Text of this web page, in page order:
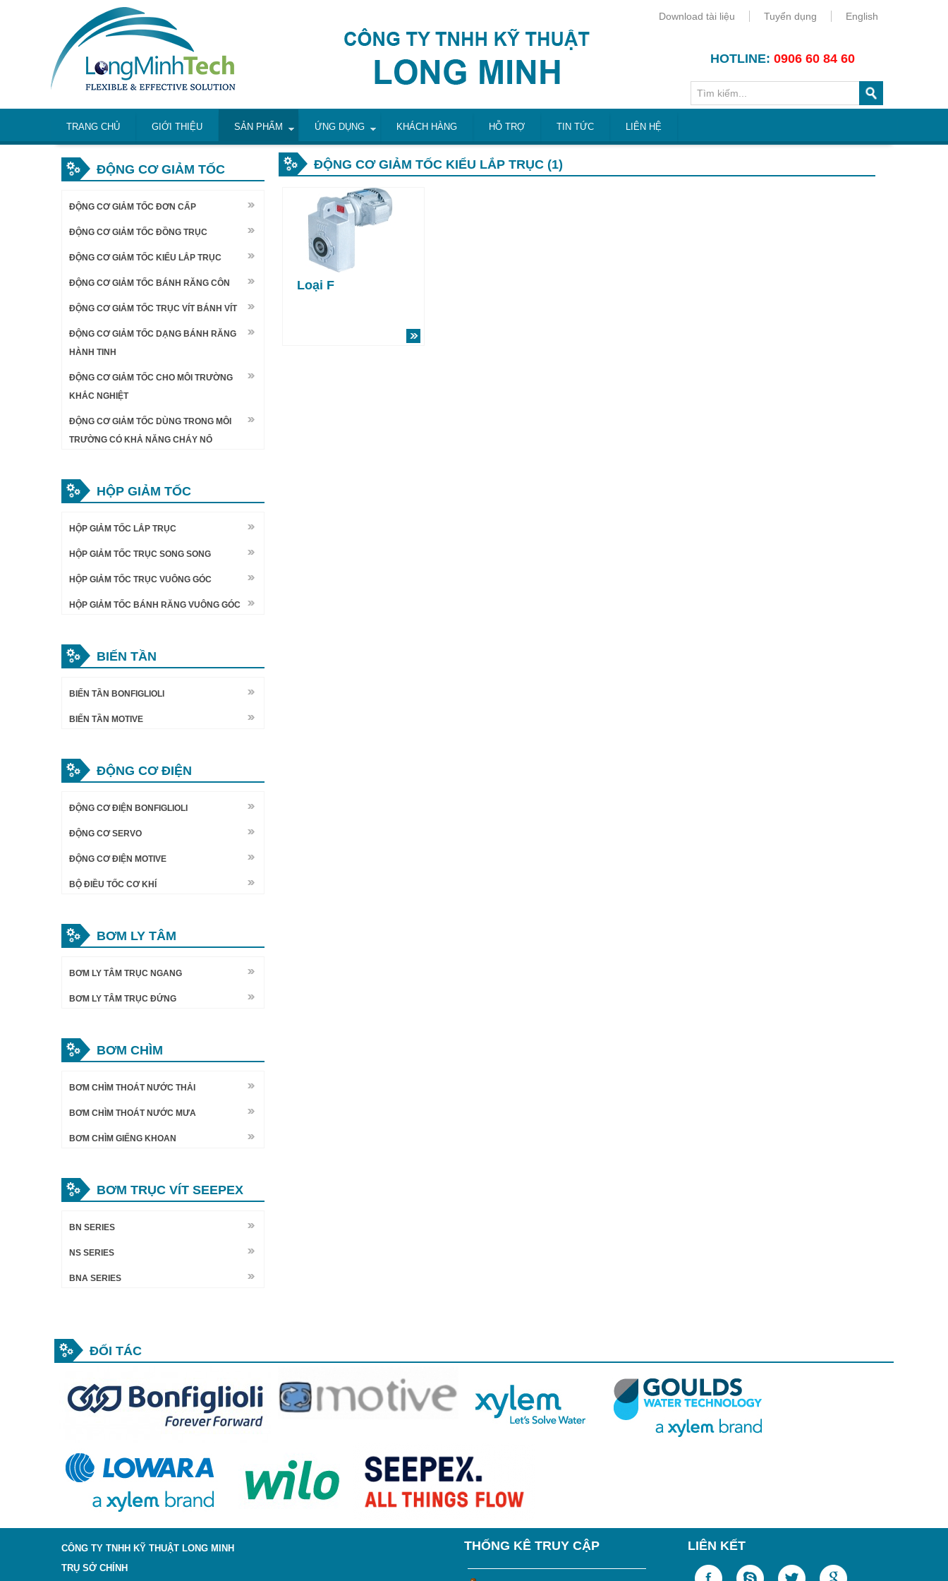
TRANG CHỦ GIỚI THIỆU SẢN PHẨM ỨNG DỤNG KHÁCH HÀNG HỖ TRỢ TIN TỨC LIÊN HỆ
Download tài liệu Tuyển dụng English
HOTLINE: 0906 60 84 60
ĐỘNG CƠ GIẢM TỐC
ĐỘNG CƠ GIẢM TỐC ĐƠN CẤP
ĐỘNG CƠ GIẢM TỐC ĐỒNG TRỤC
ĐỘNG CƠ GIẢM TỐC KIỂU LẮP TRỤC
ĐỘNG CƠ GIẢM TỐC BÁNH RĂNG CÔN
ĐỘNG CƠ GIẢM TỐC TRỤC VÍT BÁNH VÍT
ĐỘNG CƠ GIẢM TỐC DẠNG BÁNH RĂNG
HÀNH TINH
ĐỘNG CƠ GIẢM TỐC CHO MÔI TRƯỜNG
KHẮC NGHIỆT
ĐỘNG CƠ GIẢM TỐC DÙNG TRONG MÔI
TRƯỜNG CÓ KHẢ NĂNG CHÁY NỔ
HỘP GIẢM TỐC
HỘP GIẢM TỐC LẮP TRỤC
HỘP GIẢM TỐC TRỤC SONG SONG
HỘP GIẢM TỐC TRỤC VUÔNG GÓC
HỘP GIẢM TỐC BÁNH RĂNG VUÔNG GÓC
BIẾN TẦN
BIẾN TẦN BONFIGLIOLI
BIẾN TẦN MOTIVE
ĐỘNG CƠ ĐIỆN
ĐỘNG CƠ ĐIỆN BONFIGLIOLI
ĐỘNG CƠ SERVO
ĐỘNG CƠ ĐIỆN MOTIVE
BỘ ĐIỀU TỐC CƠ KHÍ
BƠM LY TÂM
BƠM LY TÂM TRỤC NGANG
BƠM LY TÂM TRỤC ĐỨNG
BƠM CHÌM
BƠM CHÌM THOÁT NƯỚC THẢI
BƠM CHÌM THOÁT NƯỚC MƯA
BƠM CHÌM GIẾNG KHOAN
BƠM TRỤC VÍT SEEPEX
BN SERIES
NS SERIES
BNA SERIES
ĐỘNG CƠ GIẢM TỐC KIỂU LẮP TRỤC (1)
Loại F
ĐỐI TÁC
CÔNG TY TNHH KỸ THUẬT LONG MINH
TRỤ SỞ CHÍNH
THỐNG KÊ TRUY CẬP LIÊN KẾT